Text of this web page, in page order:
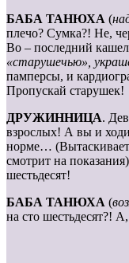
БАБА ТАНЮХА (
плечо? Сумка?! Не,
Во – последний
«старушечью»,
памперсы, и
Пропускай старушек!
ДРУЖИННИЦА.
взрослых! А вы и
норме…
смотрит на
шестьдесят!
БАБА ТАНЮХА (
на сто шестьдесят?!